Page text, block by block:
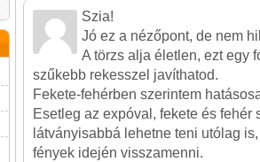
Szia!
Jó ez a nézőpont, de nem
A törzs alja életlen, ezt egy
szűkebb rekesszel javíthatod.
Fekete-fehérben szerintem
Esetleg az expóval, fekete és fehér
látványisabbá lehetne teni utólag
fények idején visszamenni.